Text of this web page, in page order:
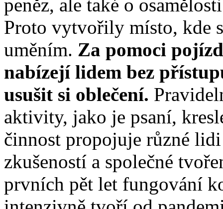
peněz, ale také o
Proto vytvořily místo, kde
uměním. Za pomoci
nabízejí lidem bez
usušit si oblečení.
aktivity, jako je psaní,
činnost propojuje různé
zkušeností a společné
prvních pět let fungování